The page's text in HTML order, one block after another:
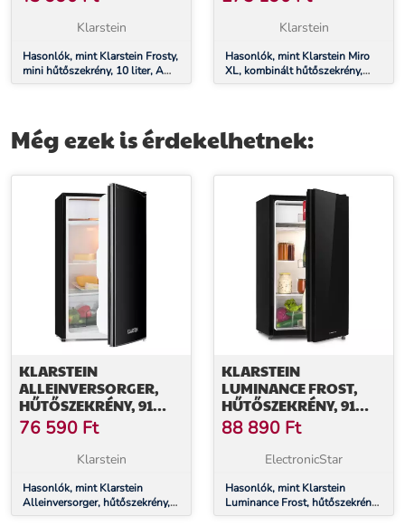
OSZTÁLY, TÜKÖRÜVEG
AJTÓ, FEKETE
Klarstein
Hasonlók, mint Klarstein Frosty,
mini hűtőszekrény, 10 liter, A
energiahatékonysági osztály,
ENERGIAHATÉKONYSÁGI
OSZTÁLY, TÁBLA
Klarstein
Hasonlók, mint Klarstein Miro
XL, kombinált hűtőszekrény,
180/69 liter, E
Még ezek is érdekelhetnek:
KLARSTEIN
ALLEINVERSORGER,
HŰTŐSZEKRÉNY, 91
LITER, E
ENERGIAHATÉKONYSÁGI
OSZTÁLY, 2 EMELETES
FEKETE
76 590 Ft
Klarstein
Hasonlók, mint Klarstein
Alleinversorger, hűtőszekrény,
91 liter, E energiahatékonysági
KLARSTEIN
LUMINANCE FROST,
HŰTŐSZEKRÉNY, 91
LITER, E
ENERGIAHATÉKONYSÁGI
OSZTÁLY, ZÖLDSÉG
FEKETE
88 890 Ft
ElectronicStar
Hasonlók, mint Klarstein
Luminance Frost, hűtőszekrény,
91 liter, E energiahatékonysági